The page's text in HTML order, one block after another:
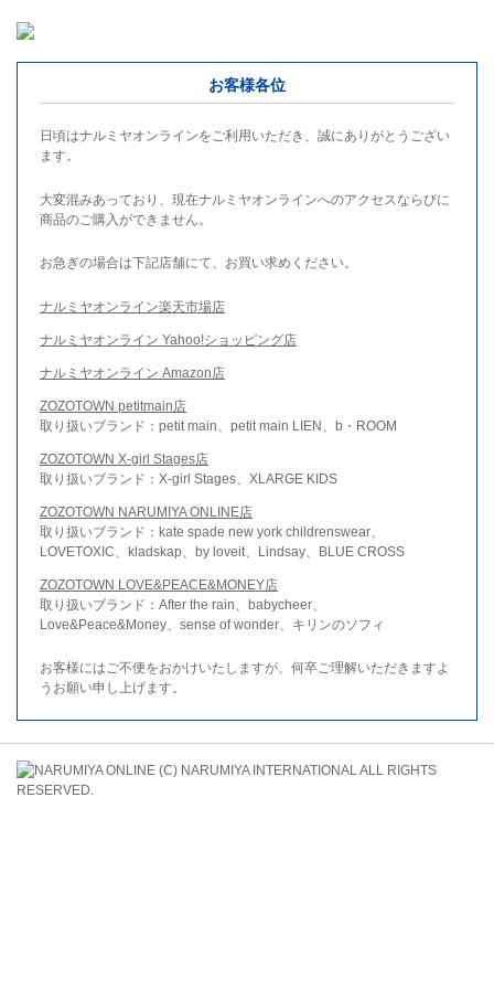
お客様各位
日頃はナルミヤオンラインをご利用いただき、誠にありがとうござい
ます。
大変混みあっており、現在ナルミヤオンラインへのアクセスならびに
商品のご購入ができません。
お急ぎの場合は下記店舗にて、お買い求めください。
ナルミヤオンライン楽天市場店
ナルミヤオンライン Yahoo!ショッピング店
ナルミヤオンライン Amazon店
ZOZOTOWN petitmain店
取り扱いブランド：petit main、petit main LIEN、b・ROOM
ZOZOTOWN X-girl Stages店
取り扱いブランド：X-girl Stages、XLARGE KIDS
ZOZOTOWN NARUMIYA ONLINE店
取り扱いブランド：kate spade new york childrenswear、
LOVETOXIC、kladskap、by loveit、Lindsay、BLUE CROSS
ZOZOTOWN LOVE&PEACE&MONEY店
取り扱いブランド：After the rain、babycheer、
Love&Peace&Money、sense of wonder、キリンのソフィ
お客様にはご不便をおかけいたしますが、何卒ご理解いただきますよ
うお願い申し上げます。